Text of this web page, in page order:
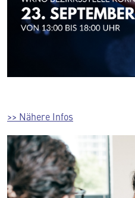
>> Nähere Infos